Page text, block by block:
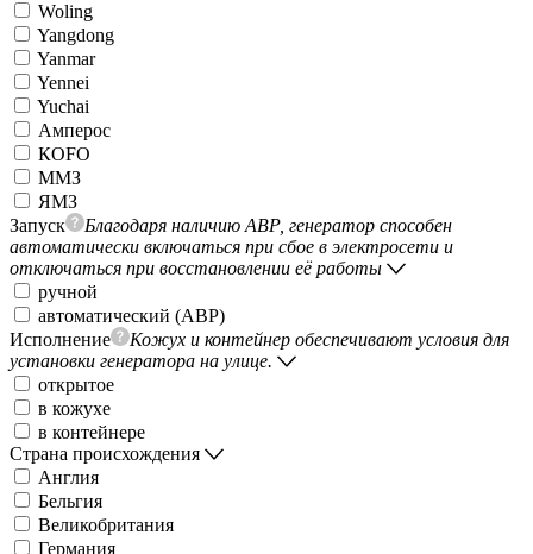
Woling
Yangdong
Yanmar
Yennei
Yuchai
Амперос
КОFO
ММЗ
ЯМЗ
Запуск
Благодаря наличию АВР, генератор способен
автоматически включаться при сбое в электросети и
отключаться при восстановлении её работы
ручной
автоматический (АВР)
Исполнение
Кожух и контейнер обеспечивают условия для
установки генератора на улице.
открытое
в кожухе
в контейнере
Страна происхождения
Англия
Бельгия
Великобритания
Германия